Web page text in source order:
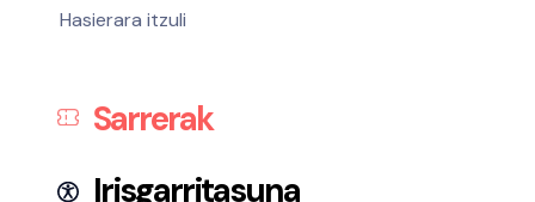
Hasierara itzuli
Sarrerak
Irisgarritasuna